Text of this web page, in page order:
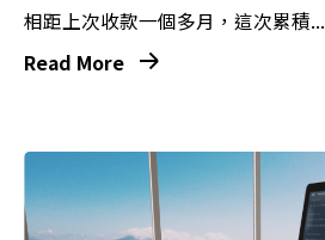
相距上次收款一個多月，這次累積...
Read More